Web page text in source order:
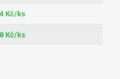
Kč/ks
Kč/ks